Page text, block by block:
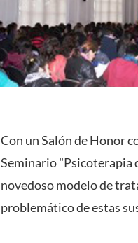
Con un Salón de Honor
Seminario "Psicoterapia
novedoso modelo de
problemático de estas